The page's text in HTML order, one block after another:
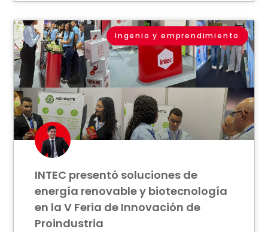
Ingenio y emprendimiento
INTEC presentó soluciones de
energía renovable y biotecnología
en la V Feria de Innovación de
Proindustria